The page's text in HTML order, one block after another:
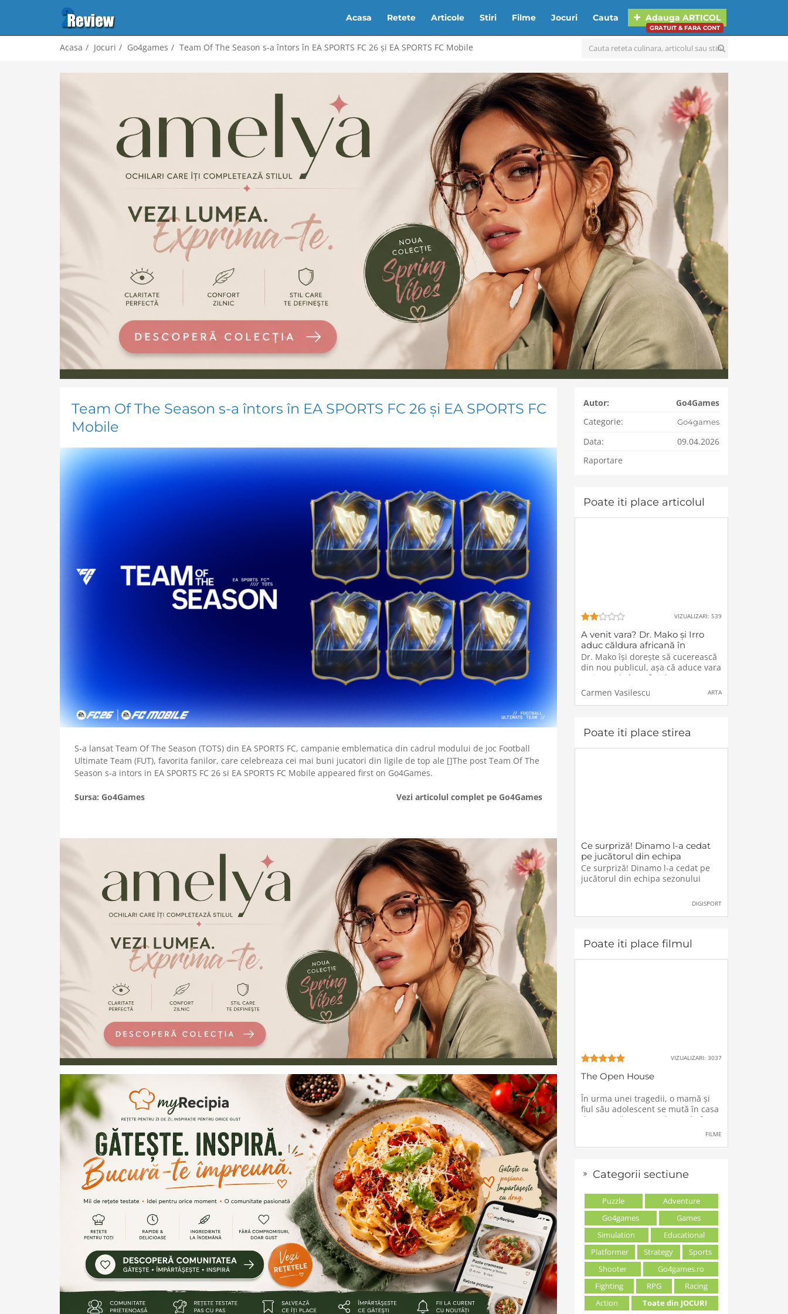
Acasa Retete Articole Stiri Filme Jocuri Cauta Adauga ARTICOL
GRATUIT & FARA CONT
Acasa Jocuri Go4games Team Of The Season s-a întors în EA SPORTS FC 26 și EA SPORTS FC Mobile
Team Of The Season s-a întors în EA SPORTS FC 26 și EA SPORTS FC
Mobile
S-a lansat Team Of The Season (TOTS) din EA SPORTS FC, campanie emblematica din cadrul modului de joc Football
Ultimate Team (FUT), favorita fanilor, care celebreaza cei mai buni jucatori din ligile de top ale []The post Team Of The
Season s-a intors in EA SPORTS FC 26 si EA SPORTS FC Mobile appeared first on Go4Games.
Sursa: Go4Games Vezi articolul complet pe Go4Games
Autor:
Go4Games
Categorie:
Go4games
Data:
09.04.2026
Raportare
Poate iti place articolul
VIZUALIZARI: 539
A venit vara? Dr. Mako și Irro
aduc căldura africană în
România, cu noua piesă
Tumaundu
Dr. Mako își dorește să cucerească
din nou publicul, așa că aduce vara
mai repede în sufletele
ascultătorilor. Printr-o colaborare
surprinzătoare cu o artistă din
Carmen Vasilescu ARTA
Poate iti place stirea
Ce surpriză! Dinamo l-a cedat
pe jucătorul din echipa
sezonului
Ce surpriză! Dinamo l-a cedat pe
jucătorul din echipa sezonului
DIGISPORT
Poate iti place filmul
VIZUALIZARI: 3037
The Open House
În urma unei tragedii, o mamă şi
fiul său adolescent se mută în casa
de vacanţă a unei rude, unde forţe
FILME
Categorii sectiune
Puzzle
Adventure
Go4games
Games
Simulation
Educational
Platformer
Strategy
Sports
Shooter
Go4games.ro
Fighting
RPG
Racing
Action
Toate din JOCURI